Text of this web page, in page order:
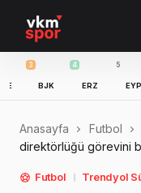
BJK ERZ EYP
Anasayfa Futbol
direktörlüğü görevini
Futbol Trendyol